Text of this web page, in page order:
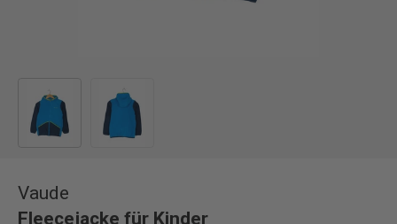
Vaude
Fleecejacke für Kinder